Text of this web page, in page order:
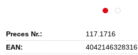
Preces Nr.:
117.1716
EAN:
4042146328316